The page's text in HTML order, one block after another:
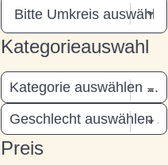
Kategorieauswahl
Preis